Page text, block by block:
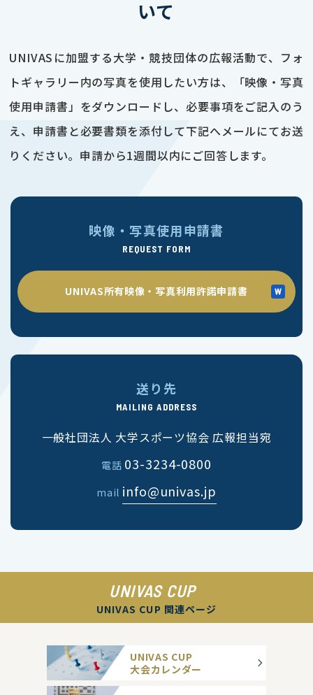
いて
UNIVASに加盟する大学・競技団体の広報活動で、フォ
トギャラリー内の写真を使用したい方は、「映像・写真
使用申請書」をダウンロードし、必要事項をご記入のう
え、申請書と必要書類を添付して下記へメールにてお送
りください。申請から1週間以内にご回答します。
映像・写真使用申請書
REQUEST FORM
UNIVAS所有映像・写真利用許諾申請書
送り先
MAILING ADDRESS
一般社団法人 大学スポーツ協会 広報担当宛
電話 03-3234-0800
mail info@univas.jp
UNIVAS CUP
UNIVAS CUP 関連ページ
UNIVAS CUP
大会カレンダー